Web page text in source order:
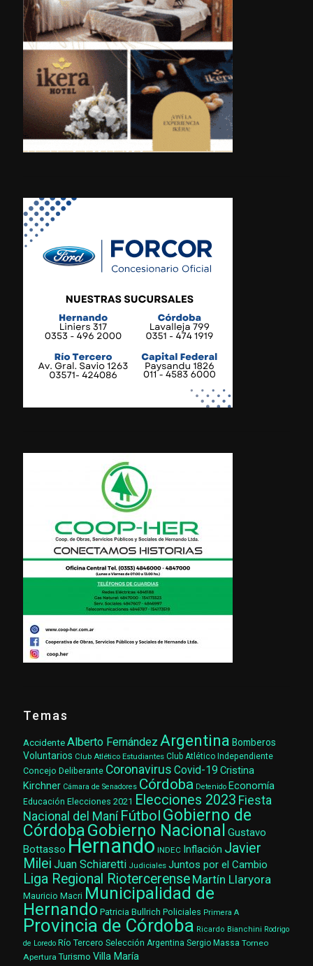
Temas
AccidenteAlberto Fernández Argentina Bomberos
Voluntarios Club Atlético Estudiantes Club Atlético Independiente
Concejo Deliberante Coronavirus Covid-19 Cristina
Kirchner Cámara de Senadores Córdoba Detenido Economía
Educación Elecciones 2021 Elecciones 2023 Fiesta
Nacional del Maní Fútbol Gobierno de
CórdobaGobierno Nacional Gustavo
Bottasso Hernando INDEC Inflación Javier
Milei Juan Schiaretti Judiciales Juntos por el Cambio
Liga Regional Riotercerense Martín Llaryora
Mauricio Macri Municipalidad de
Hernando Patricia Bullrich Policiales Primera A
Provincia de Córdoba Ricardo Bianchini Rodrigo
de Loredo Río Tercero Selección Argentina Sergio Massa Torneo
Apertura Turismo Villa María